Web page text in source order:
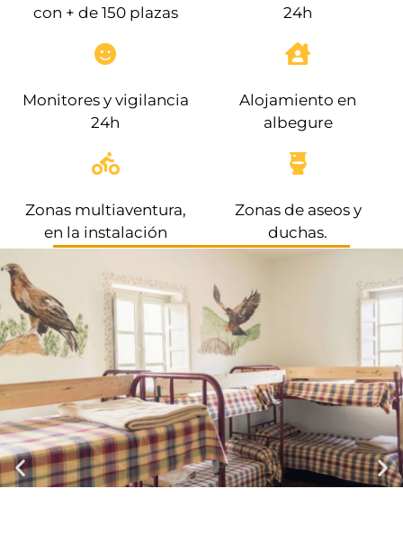
con + de 150 plazas
24h
Monitores y vigilancia
24h
Alojamiento en
albegure
Zonas multiaventura,
en la instalación
Zonas de aseos y
duchas.